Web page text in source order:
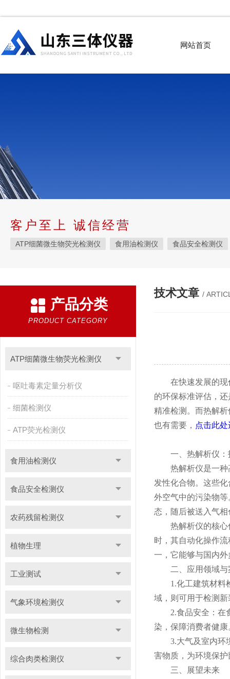
网站首页
客户至上 诚信经营
ATP细菌微生物荧光检测仪 食用油检测仪 食品安全检测仪
产品分类
PRODUCT CATEGORY
ATP细菌微生物荧光检测仪
呕吐毒素定量分析仪
细菌检测仪
ATP荧光检测仪
食用油检测仪
食品安全检测仪
农药残留检测仪
植物生理
工业测试
气象环境检测仪
微生物检测
综合肉类检测仪
技术文章 /
在快速发展的现代
的环保标准评估，
精准检测。而热解
也有需要， 点击此
一、热解析仪：
热解析仪是一种高
发性化合物。这些
外空气中的污染物
态，随后被送入气
热解析仪的核心优
时，其自动化操作
一，它能够与国内
二、应用领域与
1.化工建筑材料检
域，则可用于检测
2.食品安全：在食
染，保障消费者健康
3.大气及室内环境
害物质，为环境保
三、展望未来